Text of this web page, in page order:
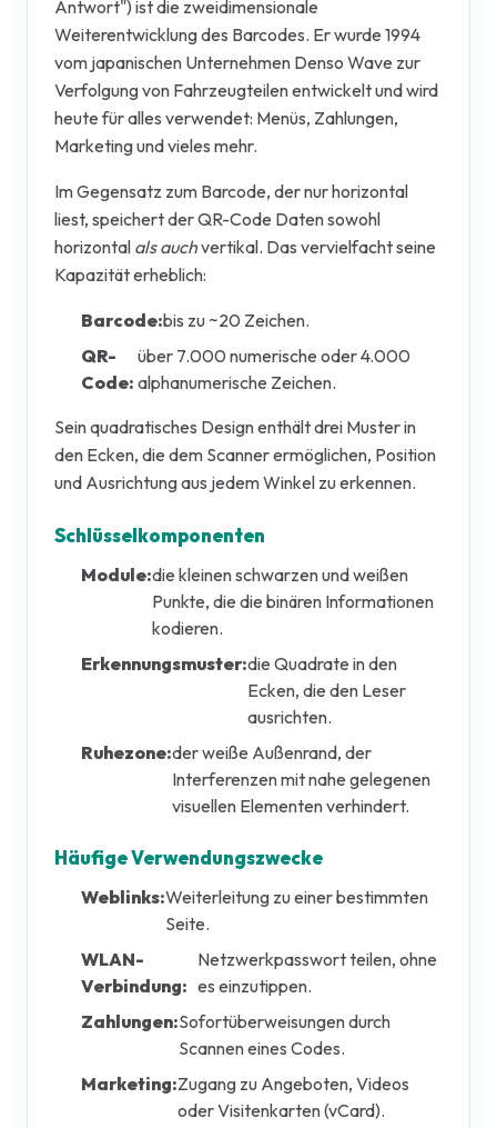
Antwort") ist die zweidimensionale
Weiterentwicklung des Barcodes. Er wurde 1994
vom japanischen Unternehmen Denso Wave zur
Verfolgung von Fahrzeugteilen entwickelt und wird
heute für alles verwendet: Menüs, Zahlungen,
Marketing und vieles mehr.
Im Gegensatz zum Barcode, der nur horizontal
liest, speichert der QR-Code Daten sowohl
horizontal als auchvertikal. Das vervielfacht seine
Kapazität erheblich:
Barcode:bis zu ~20 Zeichen.
QR-
Code:
über 7.000 numerische oder 4.000
alphanumerische Zeichen.
Sein quadratisches Design enthält drei Muster in
den Ecken, die dem Scanner ermöglichen, Position
und Ausrichtung aus jedem Winkel zu erkennen.
Schlüsselkomponenten
Module:die kleinen schwarzen und weißen
Punkte, die die binären Informationen
kodieren.
Erkennungsmuster:die Quadrate in den
Ecken, die den Leser
ausrichten.
Ruhezone:der weiße Außenrand, der
Interferenzen mit nahe gelegenen
visuellen Elementen verhindert.
Häufige Verwendungszwecke
Weblinks:Weiterleitung zu einer bestimmten
Seite.
WLAN-
Verbindung:
Netzwerkpasswort teilen, ohne
es einzutippen.
Zahlungen:Sofortüberweisungen durch
Scannen eines Codes.
Marketing:Zugang zu Angeboten, Videos
oder Visitenkarten (vCard).